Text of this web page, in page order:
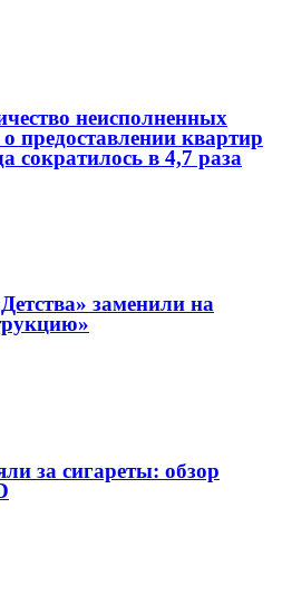
неисполненных
предоставлении квартир
сократилось в 4,7 раза
заменили на
за сигареты: обзор